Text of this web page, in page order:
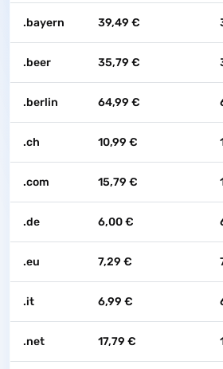
.bayern 39,49 €
.beer 35,79 €
.berlin 64,99 €
.ch 10,99 €
.com 15,79 €
.de 6,00 €
.eu 7,29 €
.it 6,99 €
.net 17,79 €